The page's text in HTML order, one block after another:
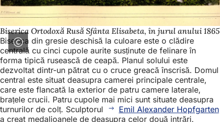
Biserica Ortodoxă Rusă Sfânta Elisabeta, în jurul anului 1865
Biserica din gresie deschisă la culoare este o clădire
centrală cu cinci cupole aurite susținute de felinare în
forma tipică rusească de ceapă. Planul solului este
dezvoltat dintr-un pătrat cu o cruce greacă înscrisă. Domul
central este situat deasupra camerei principale centrale,
care este flancată la exterior de patru camere laterale,
brațele crucii. Patru cupole mai mici sunt situate deasupra
turnurilor de colț. Sculptorul
Emil Alexander Hopfgarten
a creat medalioanele de deasupra celor două intrări.